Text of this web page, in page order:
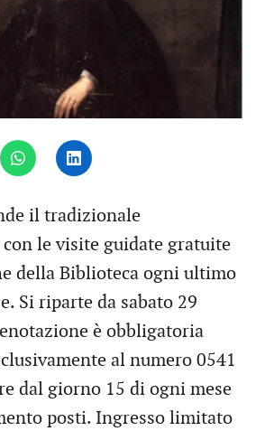
il tradizionale
le visite guidate gratuite
della Biblioteca ogni ultimo
Si riparte da sabato 29
è obbligatoria
al numero 0541
dal giorno 15 di ogni mese
posti. Ingresso limitato